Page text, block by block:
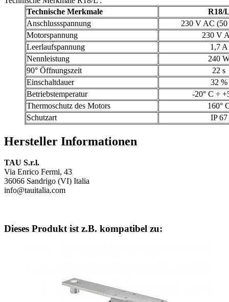
Technische Merkmale
R18/
Anschlussspannung
230 V AC
Motorspannung
230 V
Leerlaufspannung
1,7 A
Nennleistung
240
90° Öffnungszeit
22 s
Einschaltdauer
32 %
Betriebstemperatur
-20° C ÷
Thermoschutz des Motors
160°
Schutzart
IP 67
Hersteller Informationen
TAU S.r.l.
Via Enrico Fermi, 43
36066 Sandrigo (VI) Italia
info@tauitalia.com
Dieses Produkt ist z.B. kompatibel zu: